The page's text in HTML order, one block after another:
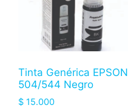
Tinta Genérica EPSON
504/544 Negro
$ 15.000